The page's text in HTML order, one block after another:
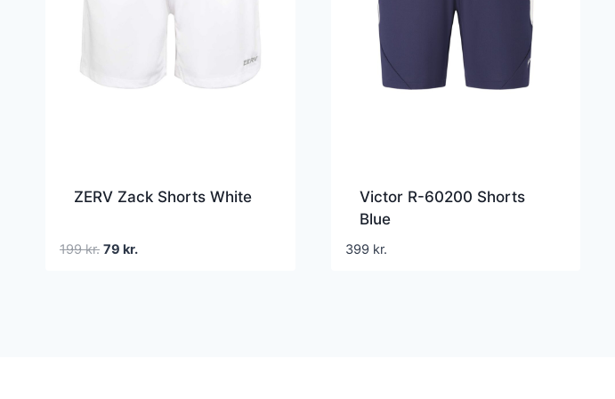
ZERV Zack Shorts White
199kr. Den
79 kr.Den
Victor R-60200 Shorts
Blue
399 kr.